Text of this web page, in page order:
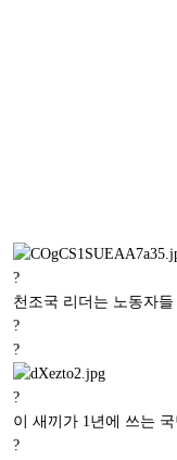
?
천조국 리더는 노동자
?
?
?
이 새끼가 1년에 쓰는
?